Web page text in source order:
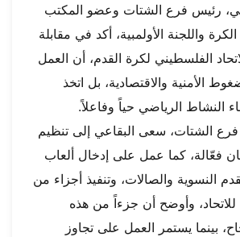
رئيس فرع الشتات وعضو المكتب
واللجنة الأولمبية، أكد في مقابلة
الفلسطيني لكرة القدم، أن العمل
الأمنية والاقتصادية، بل اتخذ
النشاط الرياضي حياً وفاعلاً.
فرع الشتات، سعى البقاعي إلى تنظيم
فعّالة، كما عمل على إدخال ألعاب
النسوية والصالات، وتنفيذ أجزاء من
للاتحاد، وأوضح أن جزءاً من هذه
بينما يستمر العمل على تجاوز